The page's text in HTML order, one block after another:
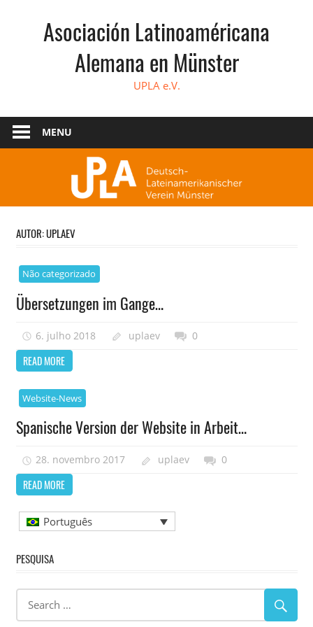
Asociación Latinoaméricana
Alemana en Münster
UPLA e.V.
MENU
AUTOR:UPLAEV
Não categorizado
Übersetzungen im Gange…
6. julho 2018 uplaev 0
READ MORE
Website-News
Spanische Version der Website in Arbeit…
28. novembro 2017 uplaev 0
READ MORE
Português
PESQUISA